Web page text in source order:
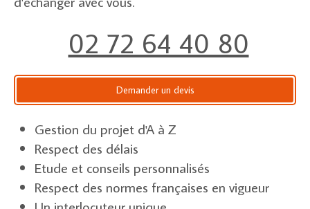
02 72 64 40 80
Demander un devis
Gestion du projet d'A à Z
Respect des délais
Etude et conseils personnalisés
Respect des normes françaises en vigueur